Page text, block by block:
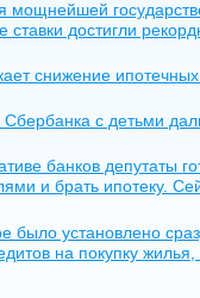
мощнейшей
ставки достигли
снижение
с детьми
банков депутаты
и брать ипотеку.
было установлено
на покупку